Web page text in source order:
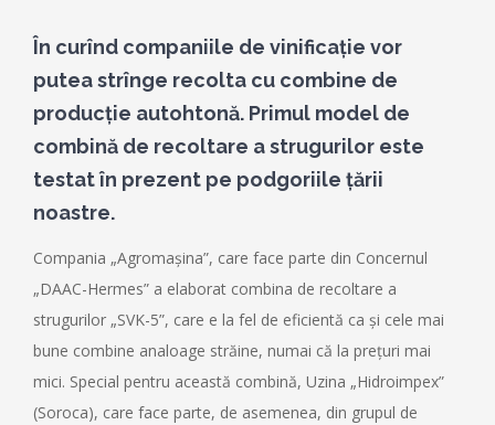
În curînd companiile de vinificație vor
putea strînge recolta cu combine de
producție autohtonă. Primul model de
combină de recoltare a strugurilor este
testat în prezent pe podgoriile țării
noastre.
Compania „Agromașina”, care face parte din Concernul
„DAAC-Hermes” a elaborat combina de recoltare a
strugurilor „SVK-5”, care e la fel de eficientă ca și cele mai
bune combine analoage străine, numai că la prețuri mai
mici. Special pentru această combină, Uzina „Hidroimpex”
(Soroca), care face parte, de asemenea, din grupul de